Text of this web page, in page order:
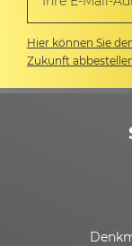
Hier können Sie
Zukunft